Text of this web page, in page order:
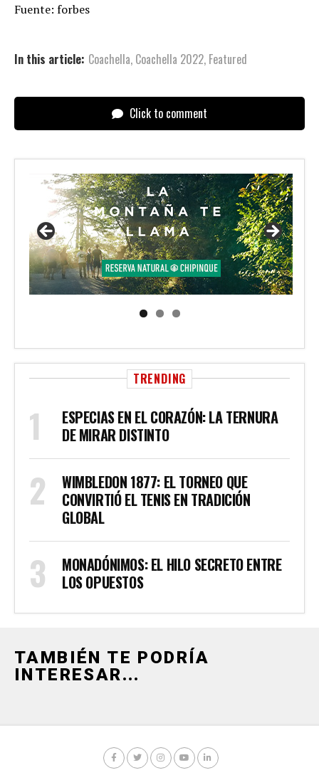
Fuente: forbes
In this article: Coachella, Coachella 2022, Featured
Click to comment
TRENDING
ESPECIAS EN EL CORAZÓN: LA TERNURA
DE MIRAR DISTINTO
WIMBLEDON 1877: EL TORNEO QUE
CONVIRTIÓ EL TENIS EN TRADICIÓN
GLOBAL
MONADÓNIMOS: EL HILO SECRETO ENTRE
LOS OPUESTOS
TAMBIÉN TE PODRÍA
INTERESAR...